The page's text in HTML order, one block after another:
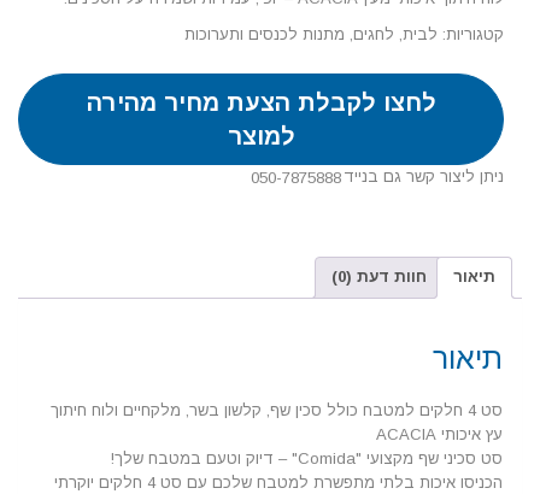
ניתן ליצור קשר גם בנייד
קטגוריות: לבית לחגים מתנות לכנסים ותערוכות
לחצו לקבלת הצעת מחיר מהירה
למוצר
050-7875888
תיאור חוות דעת (0)
תיאור
סט 4 חלקים למטבח כולל סכין שף, קלשון בשר, מלקחיים ולוח חיתוך
עץ איכותי ACACIA
סט סכיני שף מקצועי "Comida" – דיוק וטעם במטבח שלך!
הכניסו איכות בלתי מתפשרת למטבח שלכם עם סט 4 חלקים יוקרתי